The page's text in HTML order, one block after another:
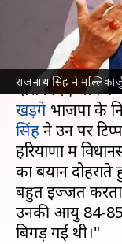
राजनाथ सिंह ने
क्या है खबर?
जम्मू-कश्मीर के
दौरान दिए
खड़गे भाजपा के
सिंहने उन पर
हरियाणा में
का बयान
बहुत इज्जत
उनकी आयु 84-